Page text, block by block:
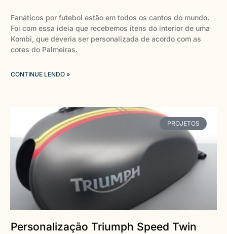
Fanáticos por futebol estão em todos os cantos do mundo.
Foi com essa ideia que recebemos itens do interior de uma
Kombi, que deveria ser personalizada de acordo com as
cores do Palmeiras.
CONTINUE LENDO »
PROJETOS
Personalização Triumph Speed Twin